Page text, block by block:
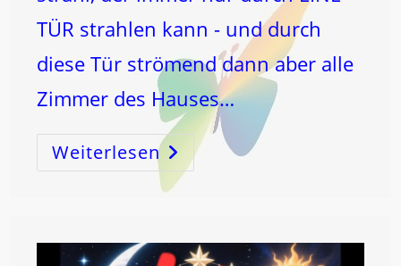
TÜR strahlen kann - und durch
diese Tür strömend dann aber alle
Zimmer des Hauses…
WeiterlesenDas
ICH
T